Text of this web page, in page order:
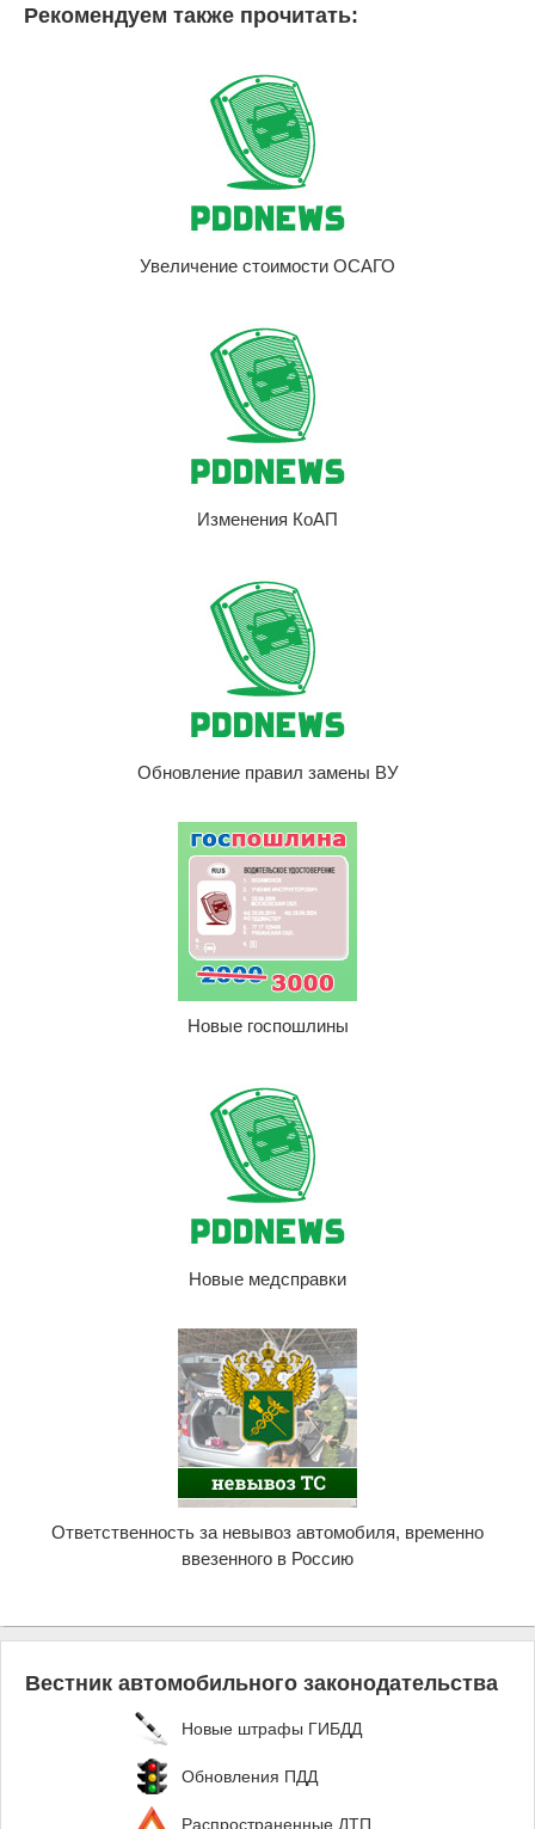
Рекомендуем также прочитать:
Увеличение стоимости ОСАГО
Изменения КоАП
Обновление правил замены ВУ
Новые госпошлины
Новые медсправки
Ответственность за невывоз автомобиля, временно
ввезенного в Россию
Вестник автомобильного законодательства
Новые штрафы ГИБДД
Обновления ПДД
Распространенные ДТП